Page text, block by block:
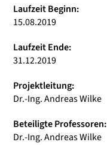
Laufzeit Beginn:
15.08.2019
Laufzeit Ende:
31.12.2019
Projektleitung:
Dr.-Ing. Andreas Wilke
Beteiligte Professoren:
Dr.-Ing. Andreas Wilke